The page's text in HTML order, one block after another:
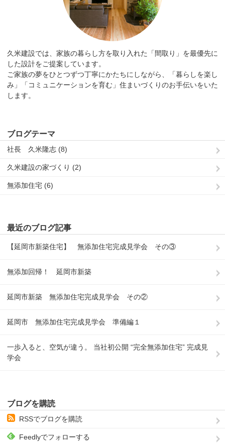
久米建設では、家族の暮らし方を取り入れた「間取り」を最優先に
した設計をご提案しています。
ご家族の夢をひとつずつ丁寧にかたちにしながら、「暮らしを楽し
み」「コミュニケーションを育む」住まいづくりのお手伝いをいた
します。
ブログテーマ
社長 久米隆志 (8)
久米建設の家づくり (2)
無添加住宅 (6)
最近のブログ記事
【延岡市新築住宅】 無添加住宅完成見学会 その③
無添加回帰！ 延岡市新築
延岡市新築 無添加住宅完成見学会 その②
延岡市 無添加住宅完成見学会 準備編１
一歩入ると、空気が違う。 当社初公開 “完全無添加住宅” 完成見
学会
ブログを購読
RSSでブログを購読
Feedlyでフォローする